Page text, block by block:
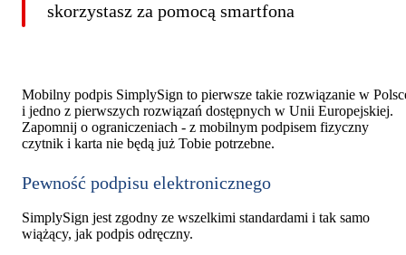
skorzystasz za pomocą smartfona
Mobilny podpis SimplySign to pierwsze takie rozwiązanie w
i jedno z pierwszych rozwiązań dostępnych w Unii Europejskiej.
Zapomnij o ograniczeniach - z mobilnym podpisem fizyczny
czytnik i karta nie będą już Tobie potrzebne.
Pewność podpisu elektronicznego
SimplySign jest zgodny ze wszelkimi standardami i tak samo
wiążący, jak podpis odręczny.